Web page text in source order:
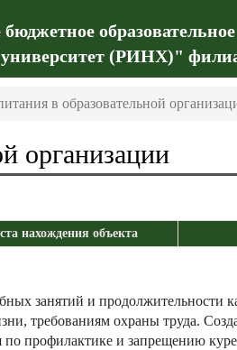
бюджетное
(РИНХ)"
в образовательной
организации
нахождения объекта
занятий и продолжительности
требованиям охраны труда.
профилактике и запрещению